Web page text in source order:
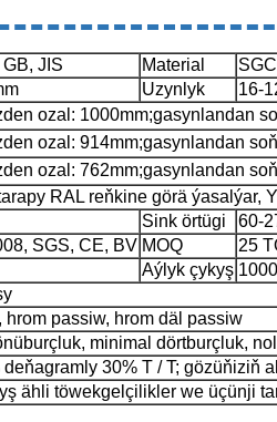
JIS Material
Uzynlyk
16-
ozal: 1000mm;gasynlandan
ozal: 914mm;gasynlandan
ozal: 762mm;gasynlandan
RAL reňkine görä ýasalýar,
Sink örtügi
60-
SGS, CE, BV MOQ
25
Aýlyk çykyş
hrom passiw, hrom däl passiw
minimal dörtburçluk,
deňagramly 30% T / T; gözüňiziň
ähli töwekgelçilikler we üçünji